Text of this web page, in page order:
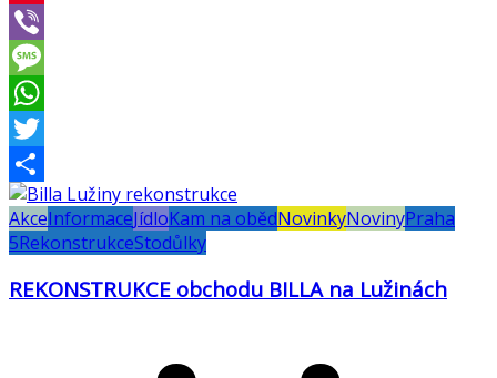
Pinterest
Viber
Message
WhatsApp
Twitter
Share
AkceInformaceJídloKam na obědNovinkyNovinyPraha
5RekonstrukceStodůlky
REKONSTRUKCE obchodu BILLA na Lužinách